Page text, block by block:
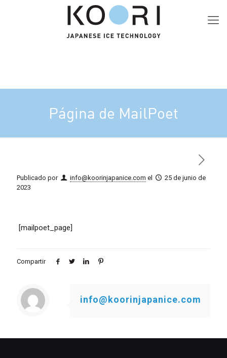
Página de MailPoet
Publicado por info@koorinjapanice.com el
25 de junio de
2023
[mailpoet_page]
Compartir
info@koorinjapanice.com